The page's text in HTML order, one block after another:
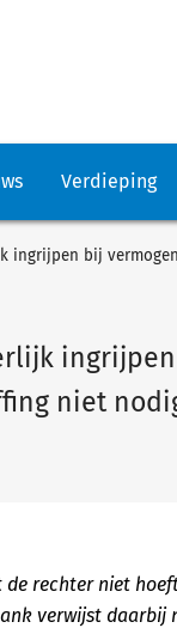
Verdieping
ingrijpen bij
niet
rechter niet
verwijst daarbij